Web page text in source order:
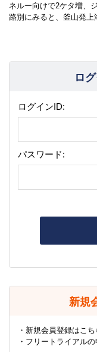
ネルー向けで2ケタ増、
路別にみると、釜山発
ロ
ログインID:
パスワード:
新規
・新規会員登録はこ
・フリートライアル